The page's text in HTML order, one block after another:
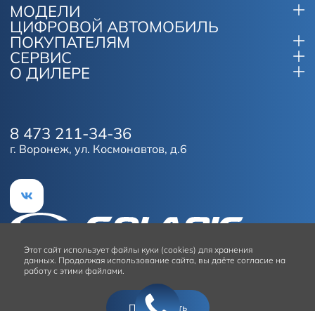
МОДЕЛИ
ЦИФРОВОЙ АВТОМОБИЛЬ
ПОКУПАТЕЛЯМ
СЕРВИС
О ДИЛЕРЕ
г. Воронеж, ул. Космонавтов, д.6
8 473 211-34-36
Условия использования сайта
Этот сайт использует файлы куки (cookies) для хранения
данных. Продолжая использование сайта, вы даёте согласие на
работу с этими файлами.
Подтвердить